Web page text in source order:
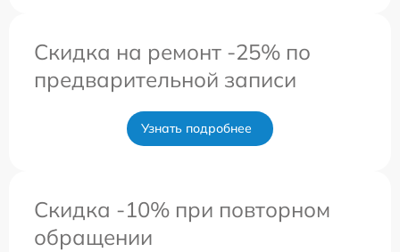
Скидка на ремонт -25% по
предварительной записи
Узнать подробнее
Скидка -10% при повторном
обращении